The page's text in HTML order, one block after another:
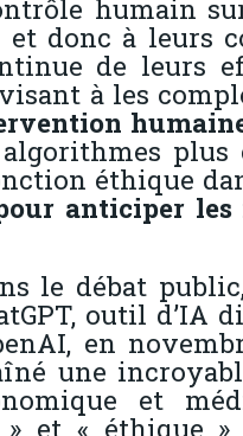
humain
donc à leurs
de leurs
à les
plus
éthique
anticiper les
le débat
outil d’IA
en
une
et
» et « éthique